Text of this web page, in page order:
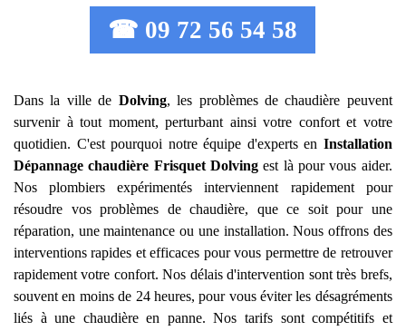
☎ 09 72 56 54 58
Dans la ville de Dolving, les problèmes de chaudière peuvent
survenir à tout moment, perturbant ainsi votre confort et votre
quotidien. C'est pourquoi notre équipe d'experts en Installation
Dépannage chaudière Frisquet Dolving est là pour vous aider.
Nos plombiers expérimentés interviennent rapidement pour
résoudre vos problèmes de chaudière, que ce soit pour une
réparation, une maintenance ou une installation. Nous offrons des
interventions rapides et efficaces pour vous permettre de retrouver
rapidement votre confort. Nos délais d'intervention sont très brefs,
souvent en moins de 24 heures, pour vous éviter les désagréments
liés à une chaudière en panne. Nos tarifs sont compétitifs et